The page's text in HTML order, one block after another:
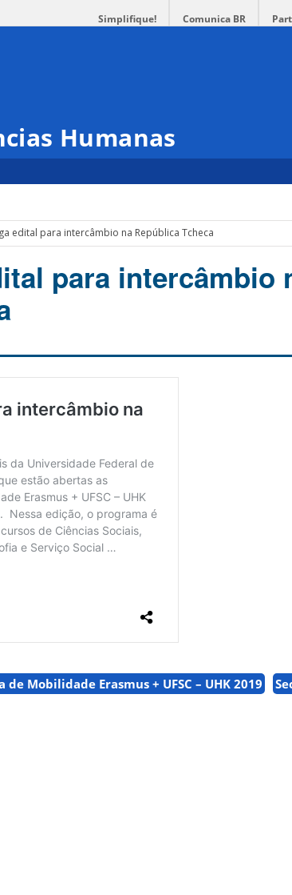
Simplifique! Comunica BR
Humanas
edital para intercâmbio na República Tcheca
para intercâmbio
de Mobilidade Erasmus + UFSC – UHK 2019